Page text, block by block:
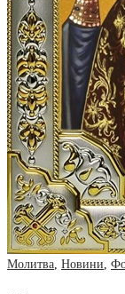
Молитва, Новини,